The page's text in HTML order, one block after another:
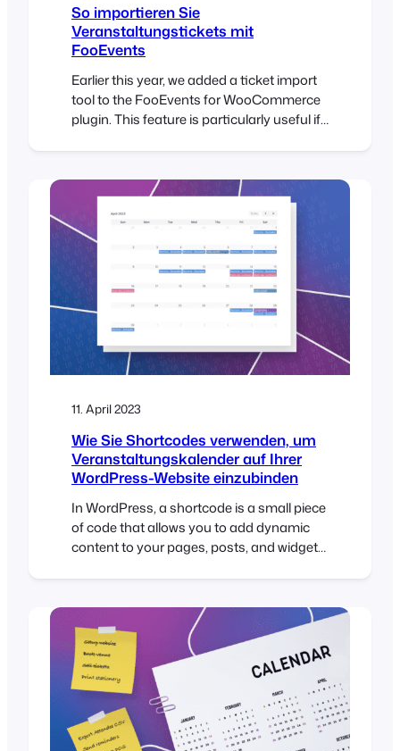
So importieren Sie
Veranstaltungstickets mit
FooEvents
Earlier this year, we added a ticket import
tool to the FooEvents for WooCommerce
plugin. This feature is particularly useful if
spreadsheet when planning an event. With
the FooEvents ticket importer, you can
import tickets in bulk using a CSV
(comma-separated…
11. April 2023
Wie Sie Shortcodes verwenden, um
Veranstaltungskalender auf Ihrer
WordPress-Website einzubinden
In WordPress, a shortcode is a small piece
of code that allows you to add dynamic
content to your pages, posts, and widgets.
various types of content such as images,
audio, video, forms, and more. If you’re
using FooEvents to manage your…